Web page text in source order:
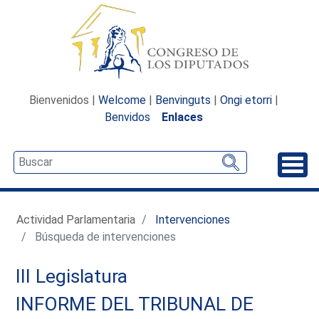
Bienvenidos | Welcome | Benvinguts | Ongi etorri |
Benvidos
Enlaces
Actividad Parlamentaria
Intervenciones
Búsqueda de intervenciones
III Legislatura
INFORME DEL TRIBUNAL DE